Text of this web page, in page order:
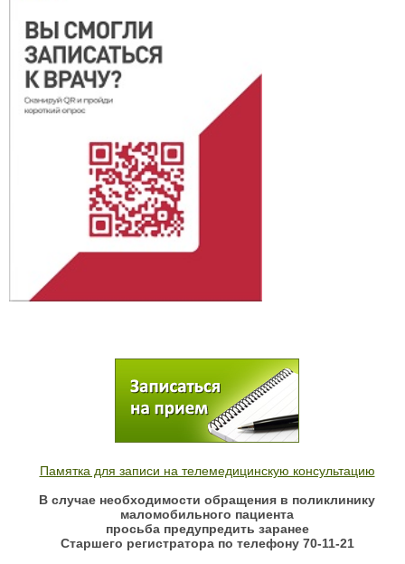
Памятка для записи на телемедицинскую консультацию
В случае необходимости обращения в поликлинику
маломобильного пациента
просьба предупредить заранее
Старшего регистратора по телефону 70-11-21